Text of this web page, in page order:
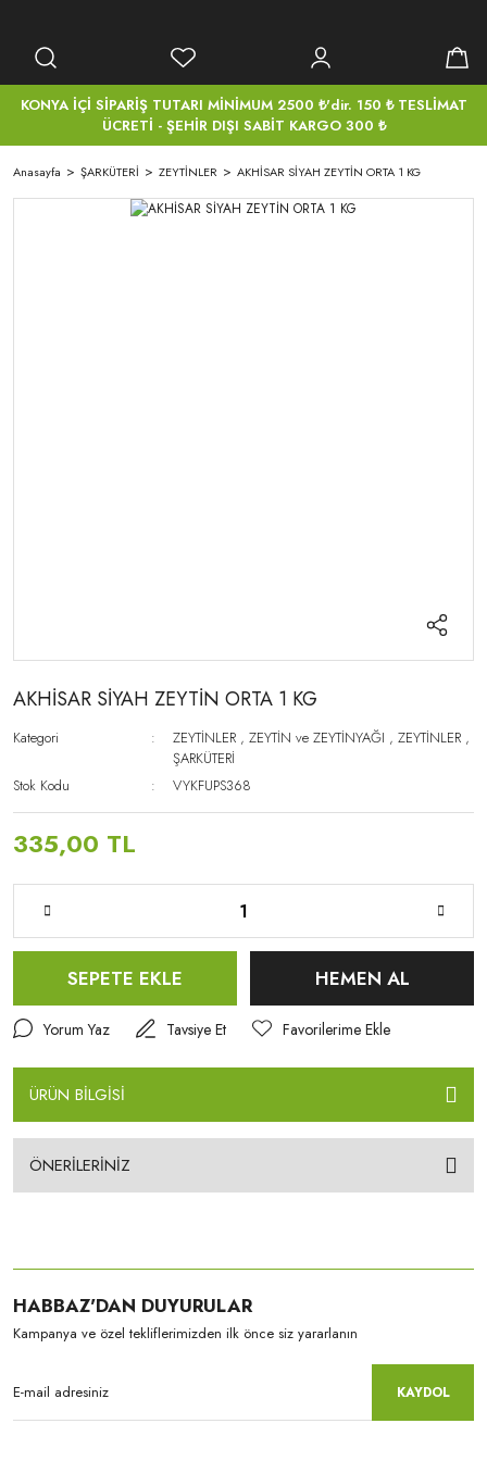
KONYA İÇİ SİPARİŞ TUTARI MİNİMUM 2500 ₺'dir. 150 ₺ TESLİMAT
ÜCRETİ - ŞEHİR DIŞI SABİT KARGO 300 ₺
Anasayfa ŞARKÜTERİ ZEYTİNLER AKHİSAR SİYAH ZEYTİN ORTA 1 KG
AKHİSAR SİYAH ZEYTİN ORTA 1 KG
Kategori ZEYTİNLER ,ZEYTİN ve ZEYTİNYAĞI ,ZEYTİNLER ,
ŞARKÜTERİ
Stok Kodu
VYKFUPS368
335,00 TL
SEPETE EKLE HEMEN AL
Yorum Yaz Tavsiye Et
ÜRÜN BİLGİSİ
ÖNERİLERİNİZ
HABBAZ'DAN DUYURULAR
Kampanya ve özel tekliflerimizden ilk önce siz yararlanın
KAYDOL